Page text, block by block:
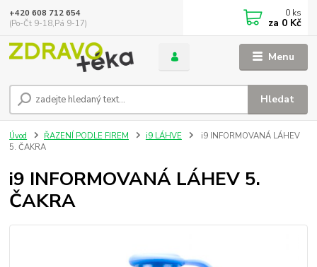
Menu
Hledat
+420 608 712 654
(Po-Čt 9-18,Pá 9-17)
0 ks
za 0 Kč
Úvod ŘAZENÍ PODLE FIREM i9 LÁHVE
i9 INFORMOVANÁ LÁHEV
5. ČAKRA
i9 INFORMOVANÁ LÁHEV 5.
ČAKRA